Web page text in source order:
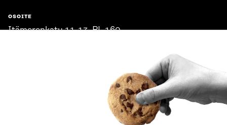
OSOITE
Itämerenkatu 11-13, PL 160,